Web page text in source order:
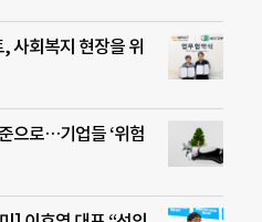
사회복지 현장을 위
으로…기업들 ‘위험